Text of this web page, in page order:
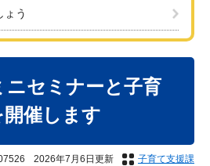
ょう
ニセミナーと子育
催します
2026年7月6日更新 子育て支援課